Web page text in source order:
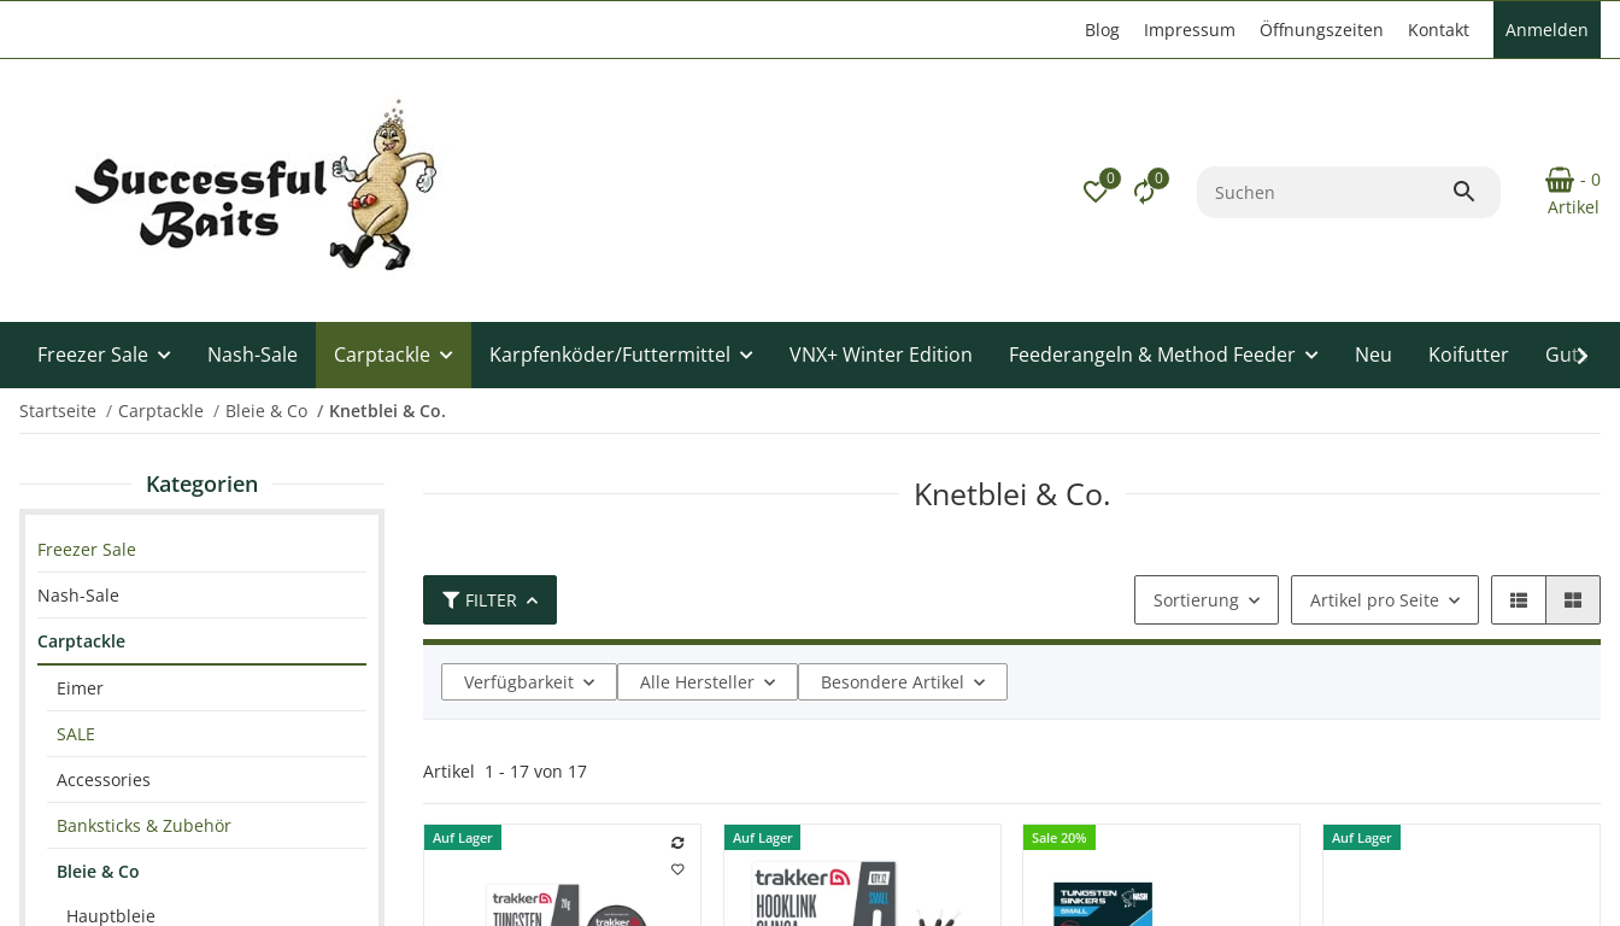
Blog Impressum Öffnungszeiten Kontakt Anmelden
0 0
- 0
Artikel
Freezer Sale Nash-Sale Carptackle Karpfenköder/Futtermittel VNX+ Winter Edition Feederangeln & Method Feeder Neu Koifutter
Startseite Carptackle Bleie & Co Knetblei & Co.
Knetblei & Co.
FILTER Sortierung Artikel pro Seite
Verfügbarkeit Alle Hersteller Besondere Artikel
Artikel 1 - 17 von 17
Auf Lager Auf Lager Sale 20% Auf Lager
Kategorien
Freezer Sale
Nash-Sale
Carptackle
Eimer
SALE
Accessories
Banksticks & Zubehör
Bleie & Co
Hauptbleie